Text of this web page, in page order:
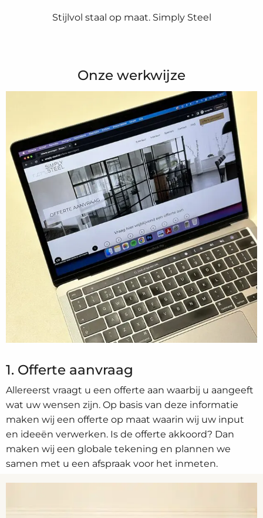
Stijlvol staal op maat. Simply Steel
Onze werkwijze
1. Offerte aanvraag
Allereerst vraagt u een offerte aan waarbij u aangeeft
wat uw wensen zijn. Op basis van deze informatie
maken wij een offerte op maat waarin wij uw input
en ideeën verwerken. Is de offerte akkoord? Dan
maken wij een globale tekening en plannen we
samen met u een afspraak voor het inmeten.